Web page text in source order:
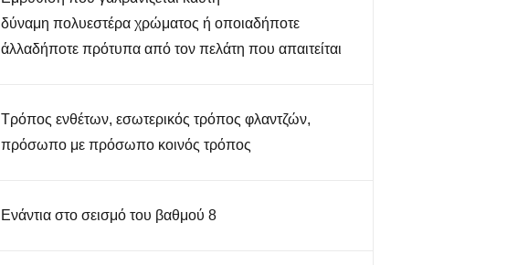
δύναμη πολυεστέρα χρώματος ή οποιαδήποτε
άλλαδήποτε πρότυπα από τον πελάτη που απαιτείται
Τρόπος ενθέτων, εσωτερικός τρόπος φλαντζών,
πρόσωπο με πρόσωπο κοινός τρόπος
Ενάντια στο σεισμό του βαθμού 8